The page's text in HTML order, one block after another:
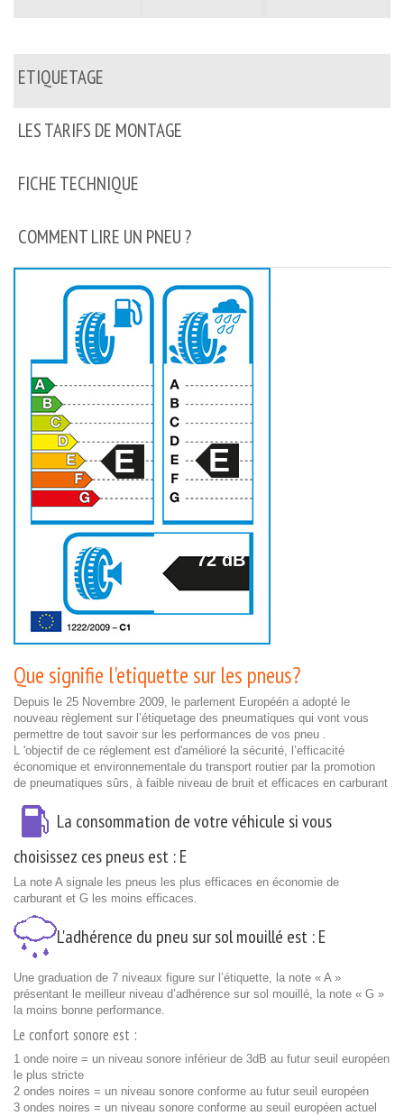
ETIQUETAGE
LES TARIFS DE MONTAGE
FICHE TECHNIQUE
COMMENT LIRE UN PNEU ?
E E
72 dB
Que signifie l'etiquette sur les pneus?
Depuis le 25 Novembre 2009, le parlement Européén a adopté le
nouveau règlement sur l’étiquetage des pneumatiques qui vont vous
permettre de tout savoir sur les performances de vos pneu .
L 'objectif de ce réglement est d'amélioré la sécurité, l’efficacité
économique et environnementale du transport routier par la promotion
de pneumatiques sûrs, à faible niveau de bruit et efficaces en carburant
La consommation de votre véhicule si vous
choisissez ces pneus est :E
La note A signale les pneus les plus efficaces en économie de
carburant et G les moins efficaces.
L'adhérence du pneu sur sol mouillé est :E
Une graduation de 7 niveaux figure sur l’étiquette, la note « A »
présentant le meilleur niveau d’adhérence sur sol mouillé, la note « G »
la moins bonne performance.
Le confort sonore est :
1 onde noire = un niveau sonore inférieur de 3dB au futur seuil européen
le plus stricte
2 ondes noires = un niveau sonore conforme au futur seuil européen
3 ondes noires = un niveau sonore conforme au seuil européen actuel